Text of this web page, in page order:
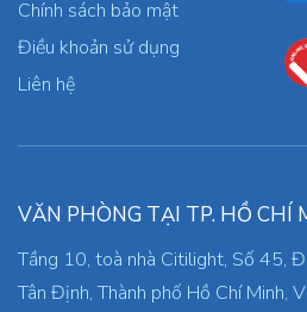
Chính sách bảo mật
Điều khoản sử dụng
Liên hệ
VĂN PHÒNG TẠI TP. HỒ CHÍ
Tầng 10, toà nhà Citilight, Số 45,
Tân Định, Thành phố Hồ Chí Minh,